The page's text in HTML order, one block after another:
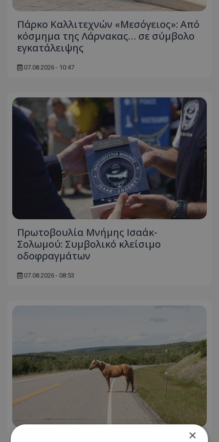
Πάρκο Καλλιτεχνών «Μεσόγειος»: Από
κόσμημα της Λάρνακας… σε σύμβολο
εγκατάλειψης
07.08.2026 - 10:47
Πρωτοβουλία Μνήμης Ισαάκ-
Σολωμού: Συμβολικό κλείσιμο
οδοφραγμάτων
07.08.2026 - 08:53
×